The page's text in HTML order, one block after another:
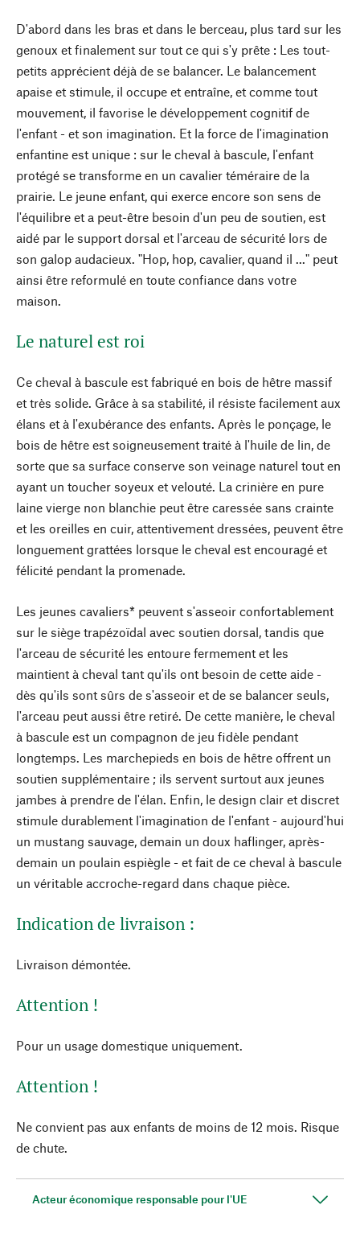
D'abord dans les bras et dans le berceau, plus tard sur les
genoux et finalement sur tout ce qui s'y prête : Les tout-
petits apprécient déjà de se balancer. Le balancement
apaise et stimule, il occupe et entraîne, et comme tout
mouvement, il favorise le développement cognitif de
l'enfant - et son imagination. Et la force de l'imagination
enfantine est unique : sur le cheval à bascule, l'enfant
protégé se transforme en un cavalier téméraire de la
prairie. Le jeune enfant, qui exerce encore son sens de
l'équilibre et a peut-être besoin d'un peu de soutien, est
aidé par le support dorsal et l'arceau de sécurité lors de
son galop audacieux. "Hop, hop, cavalier, quand il ..." peut
ainsi être reformulé en toute confiance dans votre
maison.
Le naturel est roi
Ce cheval à bascule est fabriqué en bois de hêtre massif
et très solide. Grâce à sa stabilité, il résiste facilement aux
élans et à l'exubérance des enfants. Après le ponçage, le
bois de hêtre est soigneusement traité à l'huile de lin, de
sorte que sa surface conserve son veinage naturel tout en
ayant un toucher soyeux et velouté. La crinière en pure
laine vierge non blanchie peut être caressée sans crainte
et les oreilles en cuir, attentivement dressées, peuvent être
longuement grattées lorsque le cheval est encouragé et
félicité pendant la promenade.
Les jeunes cavaliers* peuvent s'asseoir confortablement
sur le siège trapézoïdal avec soutien dorsal, tandis que
l'arceau de sécurité les entoure fermement et les
maintient à cheval tant qu'ils ont besoin de cette aide -
dès qu'ils sont sûrs de s'asseoir et de se balancer seuls,
l'arceau peut aussi être retiré. De cette manière, le cheval
à bascule est un compagnon de jeu fidèle pendant
longtemps. Les marchepieds en bois de hêtre offrent un
soutien supplémentaire ; ils servent surtout aux jeunes
jambes à prendre de l'élan. Enfin, le design clair et discret
stimule durablement l'imagination de l'enfant - aujourd'hui
un mustang sauvage, demain un doux haflinger, après-
demain un poulain espiègle - et fait de ce cheval à bascule
un véritable accroche-regard dans chaque pièce.
Indication de livraison :
Livraison démontée.
Attention !
Pour un usage domestique uniquement.
Attention !
Ne convient pas aux enfants de moins de 12 mois. Risque
de chute.
Acteur économique responsable pour l'UE